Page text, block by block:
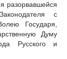
разорвавшейся
с
Государя,
Думу
Русского и